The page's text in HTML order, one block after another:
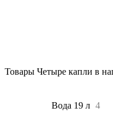
Товары Четыре капли в
Вода 19 л 4